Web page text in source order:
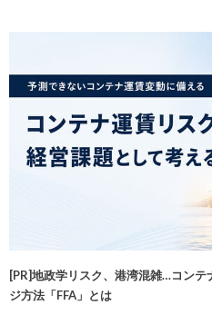
[PR]地政学リスク、港湾混雑…コン
ジ方法「FFA」とは